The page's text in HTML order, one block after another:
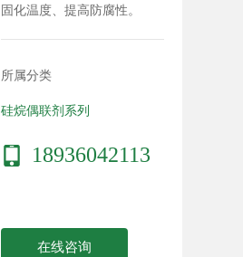
固化温度、提高防腐性。
所属分类
硅烷偶联剂系列
18936042113
在线咨询